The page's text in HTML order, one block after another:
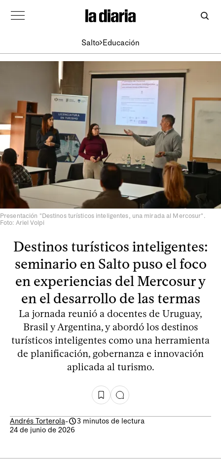
Salto Educación
Presentación "Destinos turísticos inteligentes, una mirada al Mercosur".
Foto: Ariel Volpi
Destinos turísticos inteligentes:
seminario en Salto puso el foco
en experiencias del Mercosur y
en el desarrollo de las termas
La jornada reunió a docentes de Uruguay,
Brasil y Argentina, y abordó los destinos
turísticos inteligentes como una herramienta
de planificación, gobernanza e innovación
aplicada al turismo.
Andrés Torterola-
3 minutos de lectura
24 de junio de 2026